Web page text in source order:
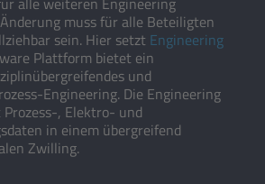
muss für alle Beteiligten
sein. Hier setzt Engineering
Plattform bietet ein
und
Engineering. Die Engineering
, Elektro- und
in einem übergreifend
Zwilling.